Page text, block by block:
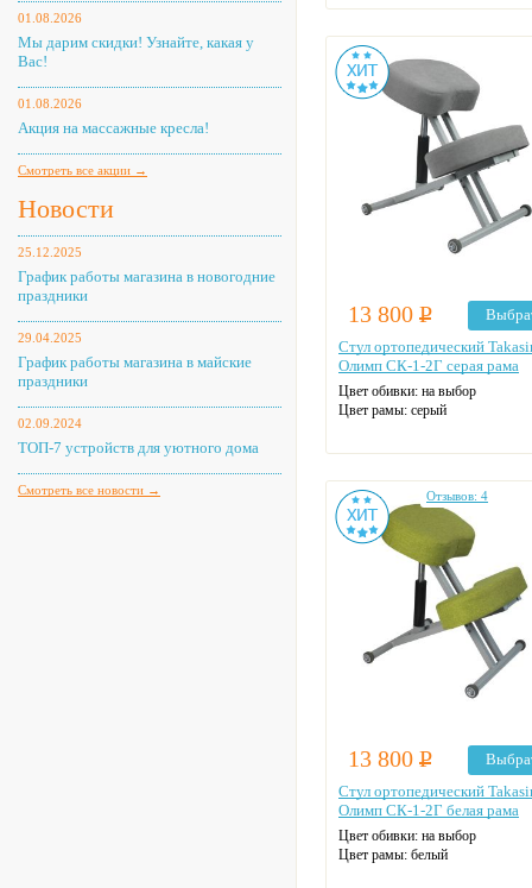
01.08.2026
Мы дарим скидки! Узнайте, какая у
Вас!
01.08.2026
Акция на массажные кресла!
Смотреть все акции →
Новости
25.12.2025
График работы магазина в новогодние
праздники
29.04.2025
График работы магазина в майские
праздники
02.09.2024
ТОП-7 устройств для уютного дома
Смотреть все новости →
13 800 Р
Стул ортопедический
Олимп СК-1-2Г серая рама
Цвет обивки: на выбор
Цвет рамы: серый
Отзывов: 4
13 800 Р
Стул ортопедический
Олимп СК-1-2Г белая рама
Цвет обивки: на выбор
Цвет рамы: белый